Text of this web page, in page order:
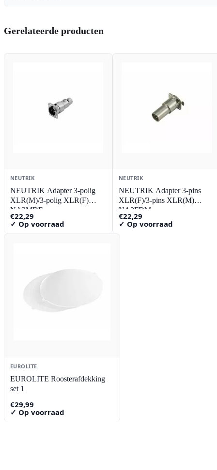
Gerelateerde producten
NEUTRIK
NEUTRIK Adapter 3-polig
XLR(M)/3-polig XLR(F)
NA3MDF
€22,29
✓ Op voorraad
NEUTRIK
NEUTRIK Adapter 3-pins
XLR(F)/3-pins XLR(M)
NA3FDM
€22,29
✓ Op voorraad
EUROLITE
EUROLITE Roosterafdekking
set 1
€29,99
✓ Op voorraad